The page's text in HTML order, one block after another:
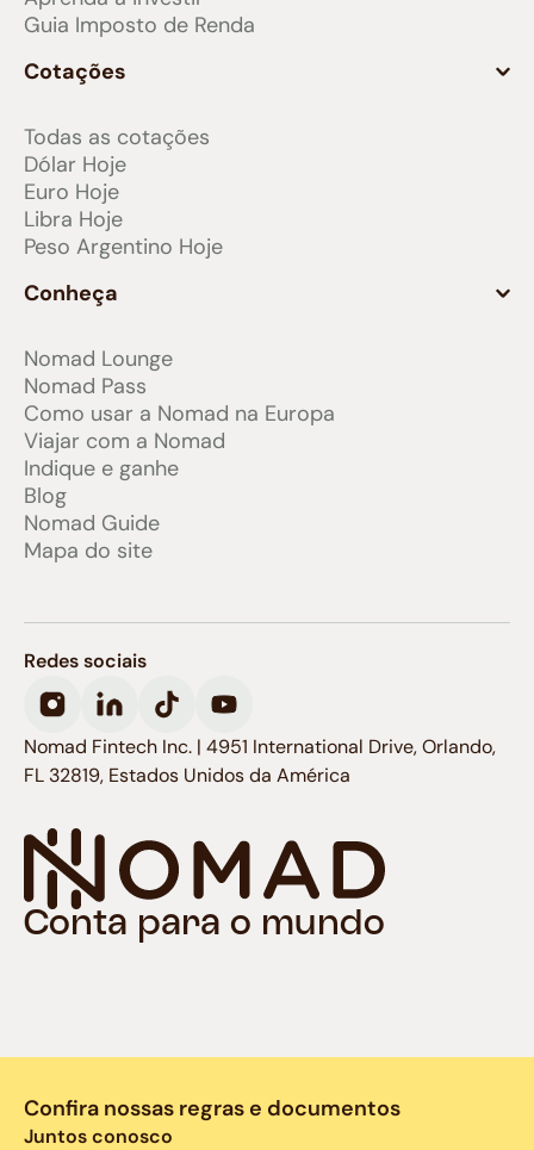
Guia Imposto de Renda
Cotações
Todas as cotações
Dólar Hoje
Euro Hoje
Libra Hoje
Peso Argentino Hoje
Conheça
Nomad Lounge
Nomad Pass
Como usar a Nomad na Europa
Viajar com a Nomad
Indique e ganhe
Blog
Nomad Guide
Mapa do site
Conta para o mundo
Redes sociais
Nomad Fintech Inc. | 4951 International Drive, Orlando,
FL 32819, Estados Unidos da América
Confira nossas regras e documentos
Juntos conosco